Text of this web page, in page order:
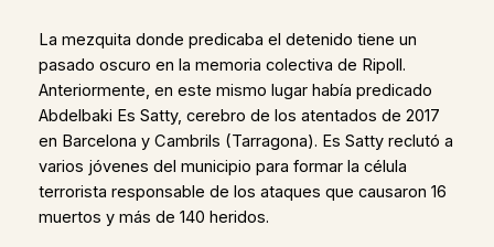
La mezquita donde predicaba el detenido tiene un
pasado oscuro en la memoria colectiva de Ripoll.
Anteriormente, en este mismo lugar había predicado
Abdelbaki Es Satty, cerebro de los atentados de 2017
en Barcelona y Cambrils (Tarragona). Es Satty reclutó a
varios jóvenes del municipio para formar la célula
terrorista responsable de los ataques que causaron 16
muertos y más de 140 heridos.